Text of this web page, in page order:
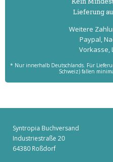
Lieferung
Weitere
Paypal,
Vorkasse,
* Nur innerhalb Deutschlands. Für
Schweiz) fallen
Syntropia Buchversand
Industriestraße 20
64380 Roßdorf